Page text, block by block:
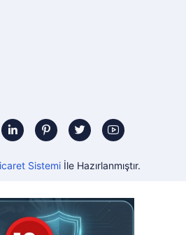
Sistemiİle Hazırlanmıştır.